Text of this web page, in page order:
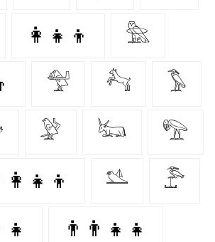
👩‍👧‍👦 𓅗
𓅵 𓃚 𓅣
𓅶 𓃜 𓅟
𓅎 𓅤
👨‍👨‍👧‍👧